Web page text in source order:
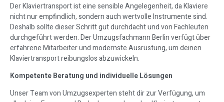
Der Klaviertransport ist eine sensible Angelegenheit, da Klaviere
nicht nur empfindlich, sondern auch wertvolle Instrumente sind.
Deshalb sollte dieser Schritt gut durchdacht und von Fachleuten
durchgeführt werden. Der Umzugsfachmann Berlin verfügt über
erfahrene Mitarbeiter und modernste Ausrüstung, um deinen
Klaviertransport reibungslos abzuwickeln.
Kompetente Beratung und individuelle Lösungen
Unser Team von Umzugsexperten steht dir zur Verfügung, um